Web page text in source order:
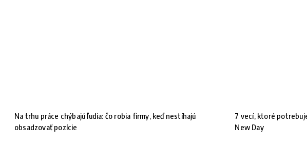
Na trhu práce chýbajú ľudia: čo robia firmy, keď nestíhajú
obsadzovať pozície
7 vecí, ktoré
New Day